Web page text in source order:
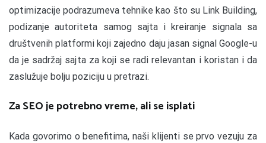
optimizacije podrazumeva tehnike kao što su Link Building,
podizanje autoriteta samog sajta i kreiranje signala sa
društvenih platformi koji zajedno daju jasan signal Google-u
da je sadržaj sajta za koji se radi relevantan i koristan i da
zaslužuje bolju poziciju u pretrazi.
Za SEO je potrebno vreme, ali se isplati
Kada govorimo o benefitima, naši klijenti se prvo vezuju za